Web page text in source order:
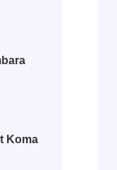
Koma